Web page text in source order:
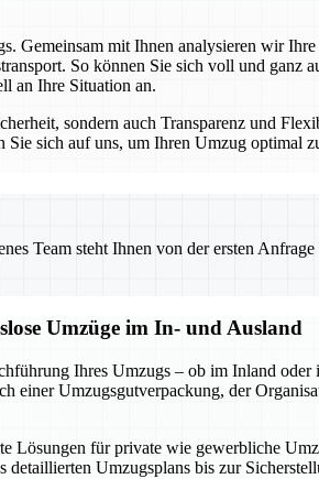
Gemeinsam mit Ihnen analysieren wir
So können Sie sich voll und ganz
an Ihre Situation an.
sondern auch Transparenz und
sich auf uns, um Ihren Umzug optimal
Team steht Ihnen von der ersten
Umzüge im In- und Ausland
Ihres Umzugs – ob im Inland
einer Umzugsgutverpackung, der
Lösungen für private wie gewerbliche
detaillierten Umzugsplans bis zur